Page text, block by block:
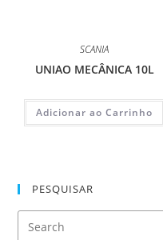
SCANIA
UNIAO MECÂNICA 10L
Adicionar ao Carrinho
PESQUISAR